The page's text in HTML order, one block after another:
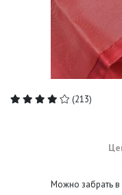
(213)
Можно забрать в